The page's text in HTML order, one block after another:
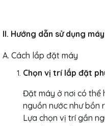
II. Hướng dẫn sử dụng
A. Cách lắp đặt máy
Chọn vị trí lắp đặt
Đặt máy ở nơi có thể
nguồn nước như bồn
Lựa chọn vị trí gần